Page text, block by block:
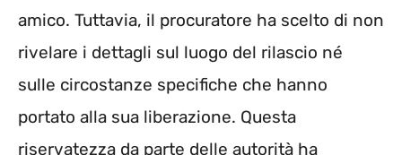
amico. Tuttavia, il procuratore ha scelto di non
rivelare i dettagli sul luogo del rilascio né
sulle circostanze specifiche che hanno
portato alla sua liberazione. Questa
riservatezza da parte delle autorità ha